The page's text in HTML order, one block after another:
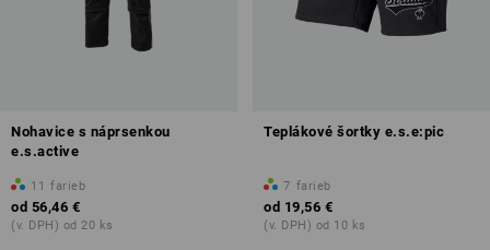
Nohavice s náprsenkou
e.s.active
11 farieb
od 56,46 €
(v. DPH) od 20 ks
Teplákové šortky e.s.e:pic
7 farieb
od 19,56 €
(v. DPH) od 10 ks